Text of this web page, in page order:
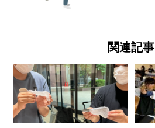
関連記事